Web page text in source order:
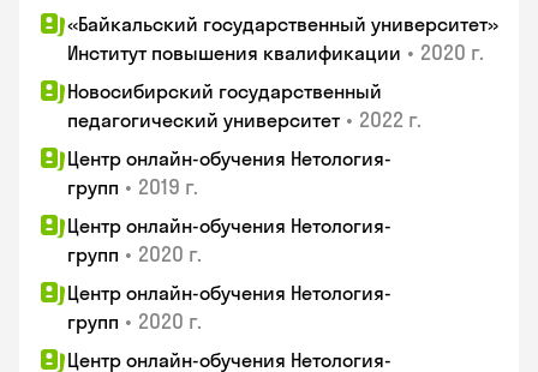
«Байкальский государственный университет»
Институт повышения квалификации • 2020 г.
Новосибирский государственный
педагогический университет • 2022 г.
Центр онлайн-обучения Нетология-
групп • 2019 г.
Центр онлайн-обучения Нетология-
групп • 2020 г.
Центр онлайн-обучения Нетология-
групп • 2020 г.
Центр онлайн-обучения Нетология-